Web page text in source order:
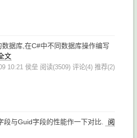
据库,在C#中不同数据库操作编写
文
10:21 侯垒 阅读(3509) 评论(4) 推荐(2)
与Guid字段的性能作一下对比.
阅